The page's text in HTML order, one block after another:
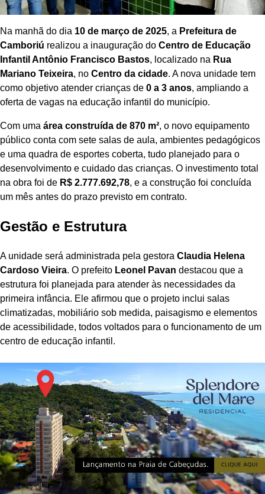
Na manhã do dia 10 de março de 2025, a Prefeitura de
Camboriú realizou a inauguração do Centro de Educação
Infantil Antônio Francisco Bastos, localizado na Rua
Mariano Teixeira, no Centro da cidade. A nova unidade tem
como objetivo atender crianças de 0 a 3 anos, ampliando a
oferta de vagas na educação infantil do município.
Com uma área construída de 870 m², o novo equipamento
público conta com sete salas de aula, ambientes pedagógicos
e uma quadra de esportes coberta, tudo planejado para o
desenvolvimento e cuidado das crianças. O investimento total
na obra foi de R$ 2.777.692,78, e a construção foi concluída
um mês antes do prazo previsto em contrato.
Gestão e Estrutura
A unidade será administrada pela gestora Claudia Helena
Cardoso Vieira. O prefeito Leonel Pavan destacou que a
estrutura foi planejada para atender às necessidades da
primeira infância. Ele afirmou que o projeto inclui salas
climatizadas, mobiliário sob medida, paisagismo e elementos
de acessibilidade, todos voltados para o funcionamento de um
centro de educação infantil.